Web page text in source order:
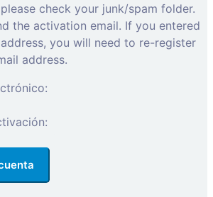
check your junk/spam folder.
the activation email. If you entered
you will need to re-register
address.